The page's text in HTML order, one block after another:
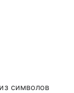
символов